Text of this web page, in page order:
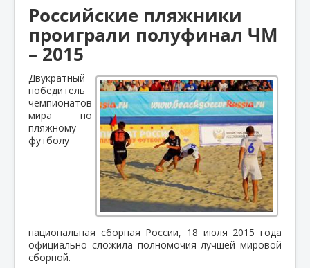
Российские пляжники
проиграли полуфинал ЧМ
– 2015
Двукратный
победитель
чемпионатов
мира по
пляжному
футболу
национальная сборная России, 18 июля 2015 года
официально сложила полномочия лучшей мировой
сборной.